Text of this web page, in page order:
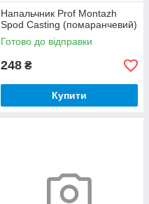
Напальчник Prof Montazh
Spod Casting (помаранчевий)
Готово до відправки
248 ₴
Купити